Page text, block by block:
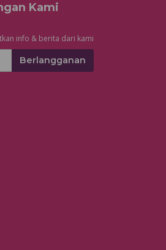
Kami
info & berita dari kami
Berlangganan